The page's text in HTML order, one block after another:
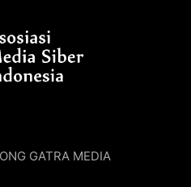
GATRA MEDIA